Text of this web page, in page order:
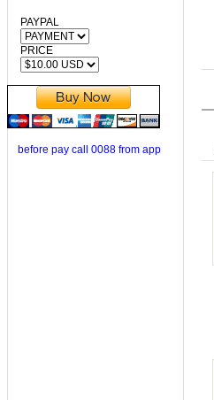
PAYPAL
PRICE
before pay call 0088 from app